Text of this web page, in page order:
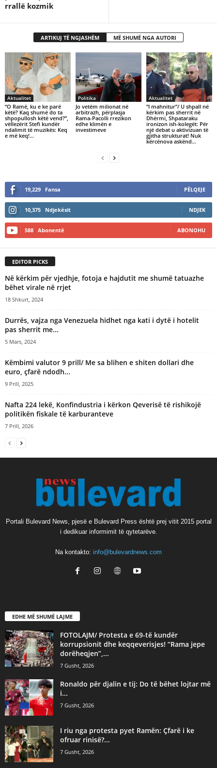
rrallë kozmik
ARTIKUJ TË NGJASHËM MË SHUMË NGA AUTORI
Aktualitet
“O Ramë, ku e ke parë
këtë? Kaq shumë do ta
shpopullosh këtë vend?”,
vëllezërit Stefi kundër
ndalimit të muzikës: Keq
e më keq!...
Politika
Jo vetëm milionat në
arbitrazh, përplasja
Rama-Pacolli rrezikon
edhe klimën e
investimeve
Aktualitet
“I mahnitur”/ U shpall në
kërkim pas sherrit në
Dhërmi, Shpataraku
ironizon ish-kolegët: Për
një debat u aktivizuan të
gjitha strukturat! Nuk
kërcënova askënd...
19,229 Fansa PËLQEJE
10,375 Ndjekësit NDJEK
588 Abonentë ABONOHU
EDITOR PICKS
Në kërkim për vjedhje, fotoja e hajdutit me shumë tatuazhe
bëhet virale në rrjet
18 Shkurt, 2024
Durrës, vajza nga Venezuela hidhet nga kati i dytë i hotelit
pas sherrit me...
5 Mars, 2024
Këmbimi valutor 9 prill/ Me sa blihen e shiten dollari dhe
euro, çfarë ndodh...
9 Prill, 2025
Nafta 224 lekë, Konfindustria i kërkon Qeverisë të rishikojë
politikën fiskale të karburanteve
7 Prill, 2026
Portali Bulevard News, pjesë e Bulevard Press është prej vitit 2015 portal
i dedikuar informimit të qytetarëve.
Na kontakto: info@bulevardnews.com
EDHE MË SHUMË LAJME
FOTOLAJM/ Protesta e 69-të kundër
korrupsionit dhe keqqeverisjes! “Rama jepe
dorëheqjen”,...
7 Gusht, 2026
Ronaldo për djalin e tij: Do të bëhet lojtar më
i...
7 Gusht, 2026
I riu nga protesta pyet Ramën: Çfarë i ke
ofruar rinisë?...
7 Gusht, 2026